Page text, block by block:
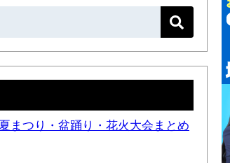
まつり・盆踊り・花火大会まとめ